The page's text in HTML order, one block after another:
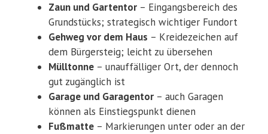
Zaun und Gartentor – Eingangsbereich des
Grundstücks; strategisch wichtiger Fundort
Gehweg vor dem Haus – Kreidezeichen auf
dem Bürgersteig; leicht zu übersehen
Mülltonne – unauffälliger Ort, der dennoch
gut zugänglich ist
Garage und Garagentor – auch Garagen
können als Einstiegspunkt dienen
Fußmatte – Markierungen unter oder an der